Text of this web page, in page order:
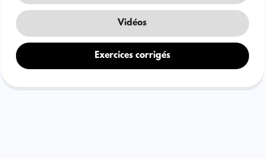
Vidéos
Exercices corrigés